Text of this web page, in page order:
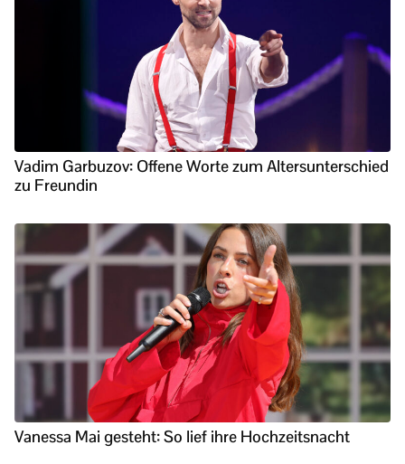
Vadim Garbuzov: Offene Worte zum Altersunterschied
zu Freundin
Vanessa Mai gesteht: So lief ihre Hochzeitsnacht